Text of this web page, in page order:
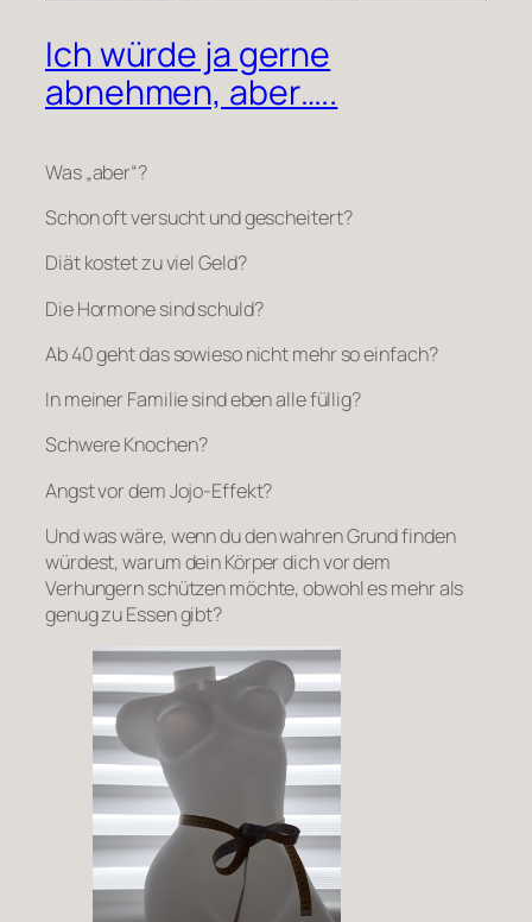
Ich würde ja gerne
abnehmen, aber…..
Was „aber“?
Schon oft versucht und gescheitert?
Diät kostet zu viel Geld?
Die Hormone sind schuld?
Ab 40 geht das sowieso nicht mehr so einfach?
In meiner Familie sind eben alle füllig?
Schwere Knochen?
Angst vor dem Jojo-Effekt?
Und was wäre, wenn du den wahren Grund finden
würdest, warum dein Körper dich vor dem
Verhungern schützen möchte, obwohl es mehr als
genug zu Essen gibt?